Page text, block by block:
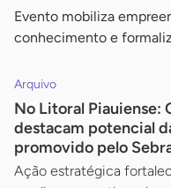
Evento mobiliza
conhecimento e
Arquivo
No Litoral Piauiense:
destacam potencial
promovido pelo
Ação estratégica